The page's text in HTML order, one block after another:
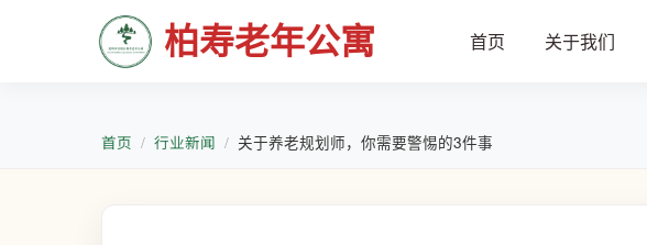
柏寿老年公寓 首页 关于我们
首页 行业新闻 关于养老规划师，你需要警惕的3件事